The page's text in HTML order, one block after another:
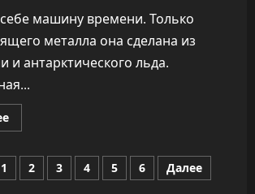
машину времени. Только
металла она сделана из
и антарктического льда.
Прочитать
больше
архив
Антарктиды:
ученые
1 2 3 4 5 6 Далее